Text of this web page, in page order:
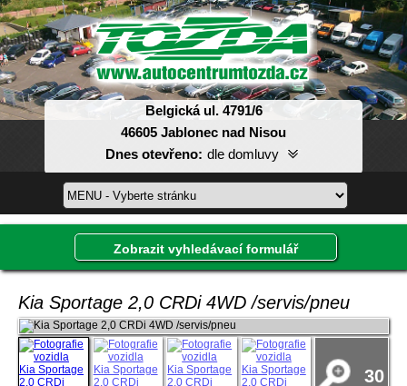
Belgická ul. 4791/6
46605 Jablonec nad Nisou
Dnes otevřeno: dle domluvy
Pondělí:
08:00-17:00
Úterý:
08:00-17:00
Středa:
08:00-17:00
Čtvrtek:
08:00-17:00
Pátek:
08:00-17:00
Sobota:
dle domluvy
Neděle:
dle domluvy
Zobrazit vyhledávací formulář
Kia Sportage 2,0 CRDi 4WD /servis/pneu
30